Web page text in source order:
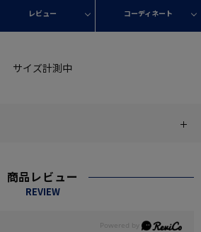
レビュー コーディネート
サイズ計測中
商品レビュー
REVIEW